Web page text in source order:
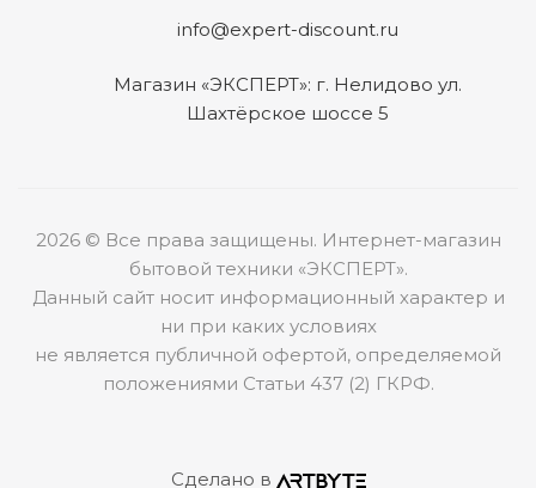
info@expert-discount.ru
Магазин «ЭКСПЕРТ»: г. Нелидово ул.
Шахтёрское шоссе 5
2026 © Все права защищены. Интернет-магазин
бытовой техники «ЭКСПЕРТ».
Данный сайт носит информационный характер и
ни при каких условиях
не является публичной офертой, определяемой
положениями Статьи 437 (2) ГКРФ.
Сделано в